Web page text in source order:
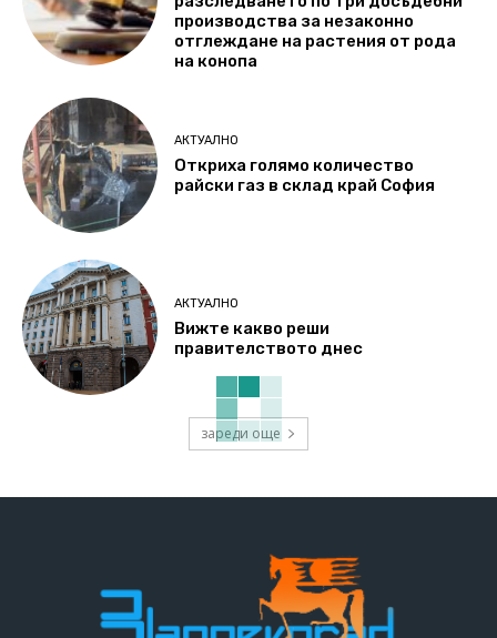
производства за незаконно
отглеждане на растения от рода
на конопа
АКТУАЛНО
Откриха голямо количество
райски газ в склад край София
АКТУАЛНО
Вижте какво реши
правителството днес
зареди още